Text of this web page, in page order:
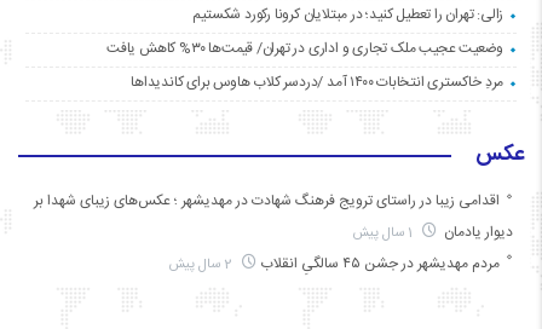
زالی: تهران را تعطیل کنید؛ در مبتلایان کرونا رکورد شکستیم
وضعیت عجیب ملک تجاری و اداری در تهران/ قیمت‌ها ۳۰% کاهش یافت
مردِ خاکستری انتخابات ۱۴۰۰ آمد /دردسر کلاب هاوس برای کاندیداها
عکس
اقدامی زیبا در راستای ترویج فرهنگ شهادت در مهدیشهر ؛ عکس‌های زیبای شهدا بر
دیوار یادمان
مردم مهدیشهر در جشن ۴۵ سالگیِ انقلاب